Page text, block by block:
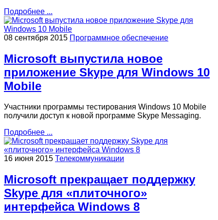
Подробнее ...
08 сентября 2015 Программное обеспечение
Microsoft выпустила новое
приложение Skype для Windows 10
Mobile
Участники программы тестирования Windows 10 Mobile
получили доступ к новой программе Skype Messaging.
Подробнее ...
16 июня 2015 Телекоммуникации
Microsoft прекращает поддержку
Skype для «плиточного»
интерфейса Windows 8